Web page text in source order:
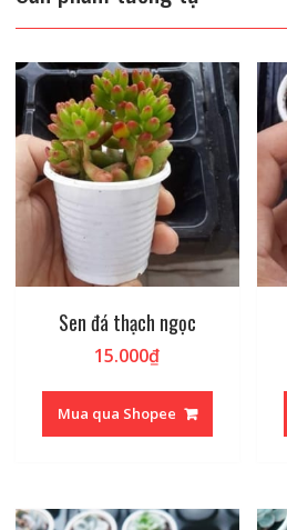
Sen đá thạch ngọc
15.000₫
Mua qua Shopee